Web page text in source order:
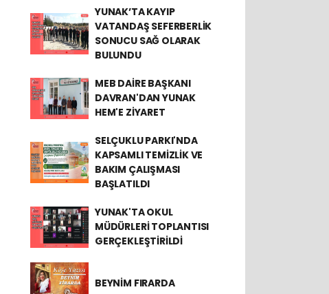
YUNAK’TA KAYIP
VATANDAŞ SEFERBERLİK
SONUCU SAĞ OLARAK
BULUNDU
MEB DAİRE BAŞKANI
DAVRAN'DAN YUNAK
HEM'E ZİYARET
SELÇUKLU PARKI'NDA
KAPSAMLI TEMİZLİK VE
BAKIM ÇALIŞMASI
BAŞLATILDI
YUNAK'TA OKUL
MÜDÜRLERİ TOPLANTISI
GERÇEKLEŞTİRİLDİ
BEYNİM FIRARDA